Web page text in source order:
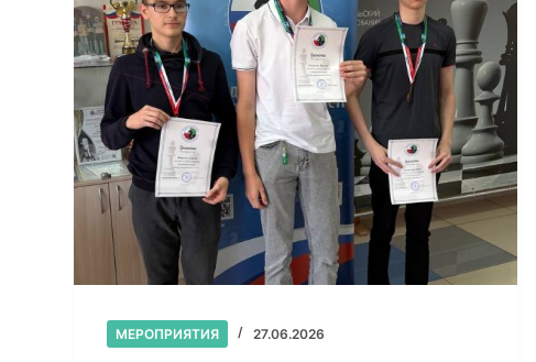
МЕРОПРИЯТИЯ 27.06.2026